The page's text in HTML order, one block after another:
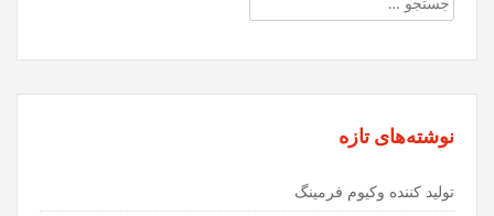
برای:
نوشته‌های تازه
تولید کننده وکیوم فرمینگ